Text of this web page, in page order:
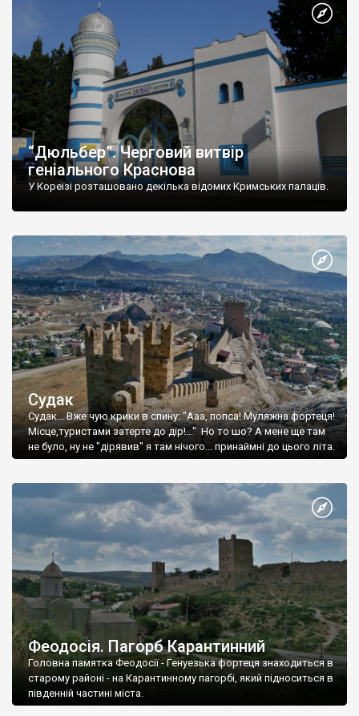
“Дюльбер”. Черговий витвір
геніального Краснова
У Кореїзі розташовано декілька відомих Кримських палаців.
Судак
Судак... Вже чую крики в спину: "Ааа, попса! Муляжна фортеця!
Місце,туристами затерте до дір!..." Но то шо? А мене ще там
не було, ну не "дірявив" я там нічого... принаймні до цього літа.
Феодосія. Пагорб Карантинний
Головна памятка Феодосії - Генуезька фортеця знаходиться в
старому районі - на Карантинному пагорбі, який підноситься в
південній частині міста.